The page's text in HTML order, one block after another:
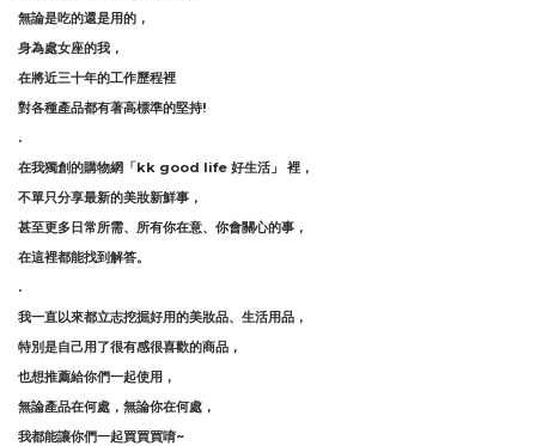
無論是吃的還是用的，
身為處女座的我，
在將近三十年的工作歷程裡
對各種產品都有著高標準的堅持!
.
在我獨創的購物網「kk good life 好生活」 裡，
不單只分享最新的美妝新鮮事，
甚至更多日常所需、所有你在意、你會關心的事，
在這裡都能找到解答。
.
我一直以來都立志挖掘好用的美妝品、生活用品，
特別是自己用了很有感很喜歡的商品，
也想推薦給你們一起使用，
無論產品在何處，無論你在何處，
我都能讓你們一起買買買唷~